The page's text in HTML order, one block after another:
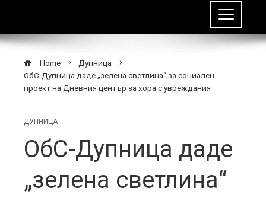
Home
Дупница
ОбС-Дупница даде „зелена светлина“ за социален
проект на Дневния център за хора с увреждания
ДУПНИЦА
ОбС-Дупница даде
„зелена светлина“